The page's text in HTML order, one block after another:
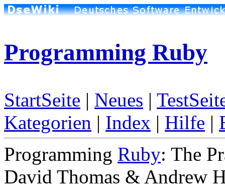
Programming Ruby
StartSeite | Neues |
Kategorien | Index | Hilfe |
Programming Ruby: The
David Thomas & Andrew